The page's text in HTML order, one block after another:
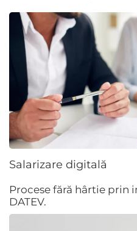
Salarizare digitală
Procese fără hârtie
DATEV.